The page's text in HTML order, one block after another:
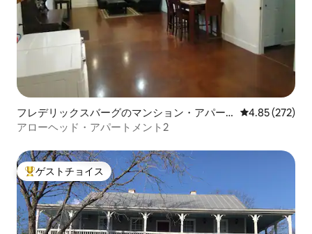
フレデリックスバーグのマンション・アパー
ト
レビュー272
4.85 (272)
アローヘッド・アパートメント2
大好評のゲストチョイスです。
ゲストチョイス